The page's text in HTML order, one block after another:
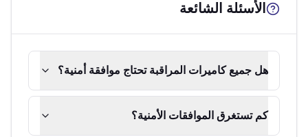
الأسئلة الشائعة
هل جميع كاميرات المراقبة تحتاج موافقة أمنية؟
كم تستغرق الموافقات الأمنية؟